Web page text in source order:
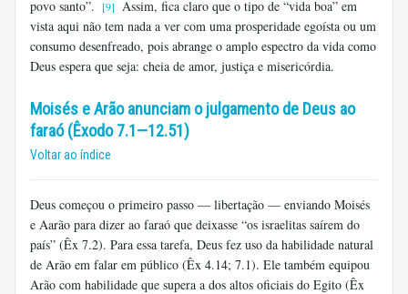
povo santo”. [9] Assim, fica claro que o tipo de “vida boa” em
vista aqui não tem nada a ver com uma prosperidade egoísta ou um
consumo desenfreado, pois abrange o amplo espectro da vida como
Deus espera que seja: cheia de amor, justiça e misericórdia.
Moisés e Arão anunciam o julgamento de Deus ao
faraó (Êxodo 7.1—12.51)
Voltar ao índice
Deus começou o primeiro passo — libertação — enviando Moisés
e Aarão para dizer ao faraó que deixasse “os israelitas saírem do
país” (Êx 7.2). Para essa tarefa, Deus fez uso da habilidade natural
de Arão em falar em público (Êx 4.14; 7.1). Ele também equipou
Arão com habilidade que supera a dos altos oficiais do Egito (Êx